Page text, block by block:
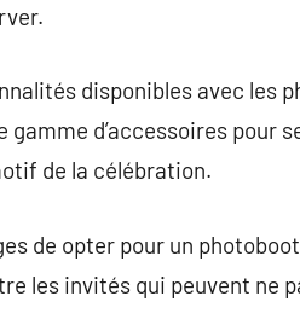
disponibles avec les
d’accessoires pour
de la célébration.
de opter pour un
les invités qui peuvent ne